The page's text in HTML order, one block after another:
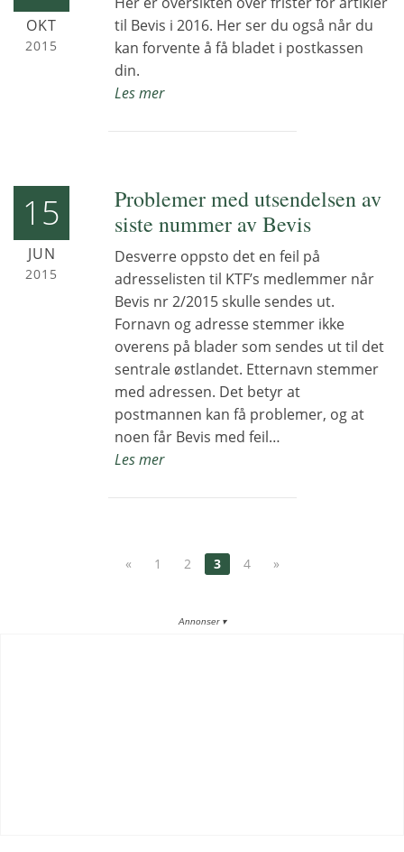
OKT
2015
til Bevis i 2016. Her ser du også når du
kan forvente å få bladet i postkassen
din.
Les mer
15
JUN
2015
Problemer med utsendelsen av
siste nummer av Bevis
Desverre oppsto det en feil på
adresselisten til KTF’s medlemmer når
Bevis nr 2/2015 skulle sendes ut.
Fornavn og adresse stemmer ikke
overens på blader som sendes ut til det
sentrale østlandet. Etternavn stemmer
med adressen. Det betyr at
postmannen kan få problemer, og at
noen får Bevis med feil…
Les mer
« 1 2 3 4 »
Annonser ▾